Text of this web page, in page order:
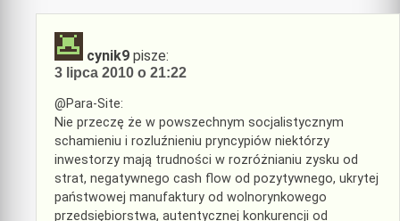
cynik9 pisze:
3 lipca 2010 o 21:22
@Para-Site:
Nie przeczę że w powszechnym socjalistycznym
schamieniu i rozluźnieniu pryncypiów niektórzy
inwestorzy mają trudności w rozróżnianiu zysku od
strat, negatywnego cash flow od pozytywnego, ukrytej
państwowej manufaktury od wolnorynkowego
przedsiębiorstwa, autentycznej konkurencji od